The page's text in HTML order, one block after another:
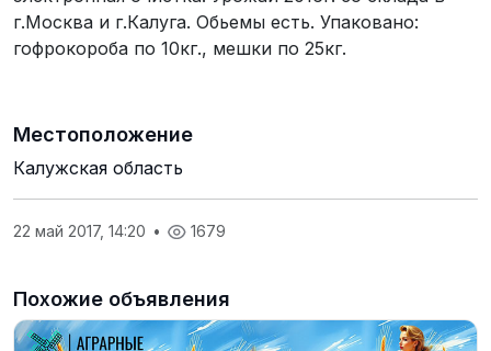
г.Москва и г.Калуга. Обьемы есть. Упаковано:
гофрокороба по 10кг., мешки по 25кг.
Местоположение
Калужская область
22 май 2017, 14:20 • 1679
Похожие объявления